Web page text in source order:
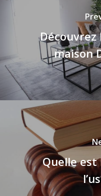
Découvrez
maison
Quelle